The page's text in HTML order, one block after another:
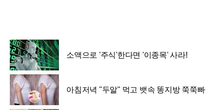
소액으로 '주식'한다면 '이종목' 사라!
아침저녁 "두알" 먹고 뱃속 똥지방 쭉쭉빠